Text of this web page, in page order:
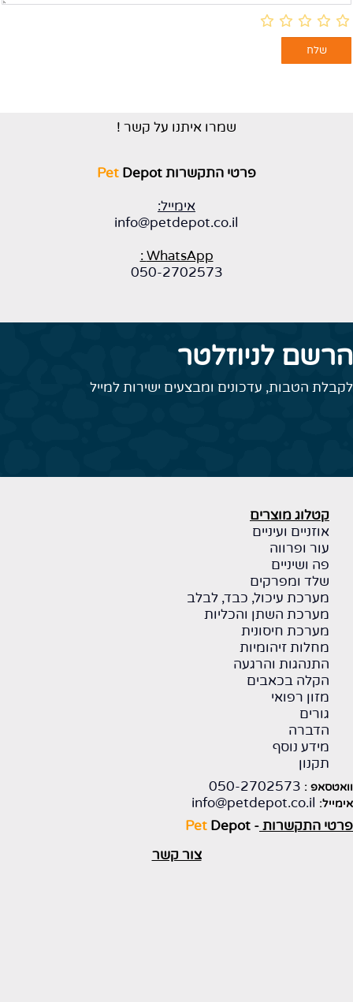
שמרו איתנו על קשר !
פרטי התקשרות Pet Depot
אימייל:
info@petdepot.co.il
WhatsApp :
050-2702573
הרשם לניוזלטר
לקבלת הטבות, עדכונים ומבצעים ישירות למייל
קטלוג מוצרים
אוזניים ועיניים
עור ופרווה
פה ושיניים
שלד ומפרקים
מערכת עיכול, כבד, לבלב
מערכת השתן והכליות
מערכת חיסונית
מחלות זיהומיות
התנהגות והרגעה
הקלה בכאבים
מזון רפואי
גורים
הדברה
מידע נוסף
תקנון
וואטסאפ : 050-2702573
אימייל: info@petdepot.co.il
פרטי התקשרות-
Pet Depot
צור קשר